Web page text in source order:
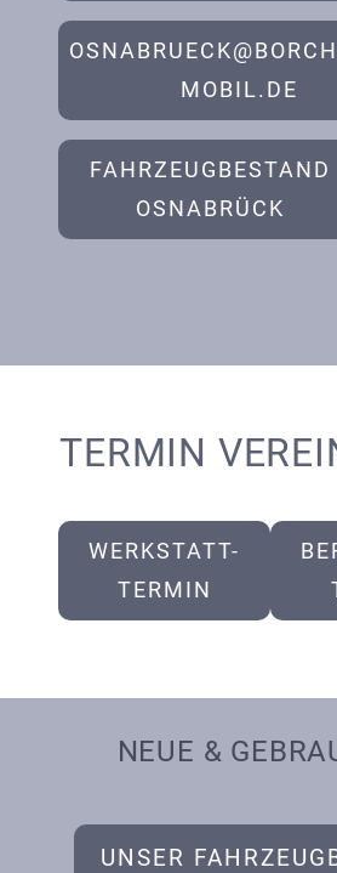
MOBIL.DE
FAHRZEUGBESTAND
OSNABRÜCK
TERMIN
WERKSTATT-
TERMIN
NEUE &
UNSER